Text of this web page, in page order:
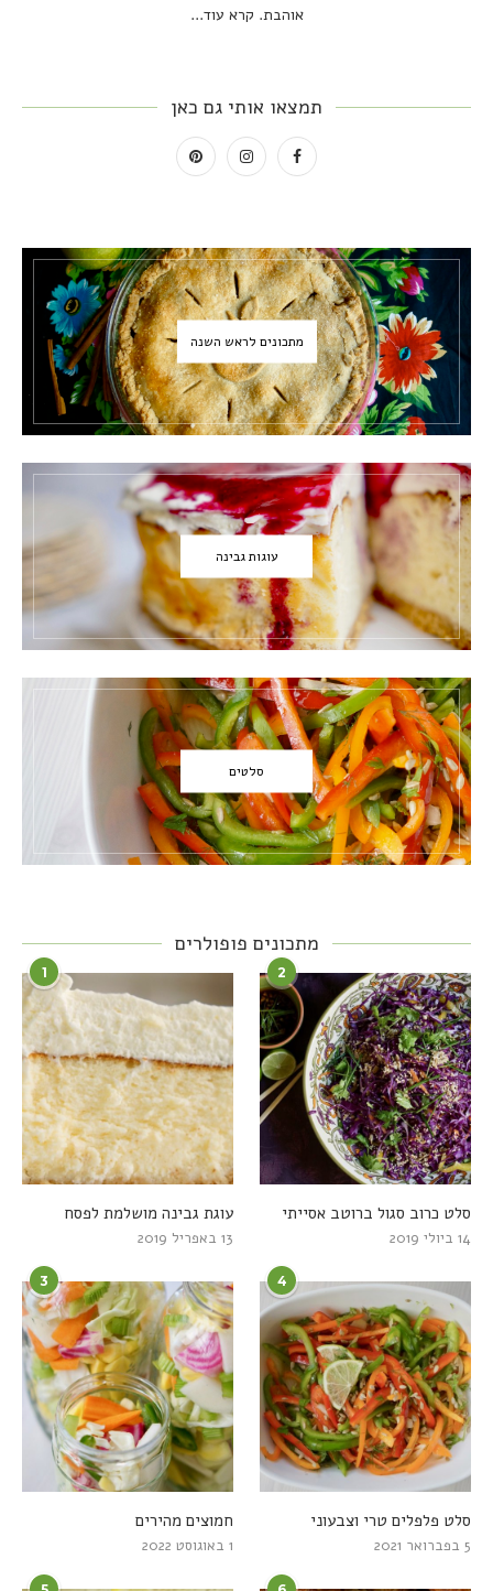
אוהבת. קרא עוד...
תמצאו אותי גם כאן
מתכונים לראש השנה
עוגות גבינה
סלטים
מתכונים פופולרים
1
עוגת גבינה מושלמת לפסח
13 באפריל 2019
2
סלט כרוב סגול ברוטב אסייתי
14 ביולי 2019
3
חמוצים מהירים
1 באוגוסט 2022
4
סלט פלפלים טרי וצבעוני
5 בפברואר 2021